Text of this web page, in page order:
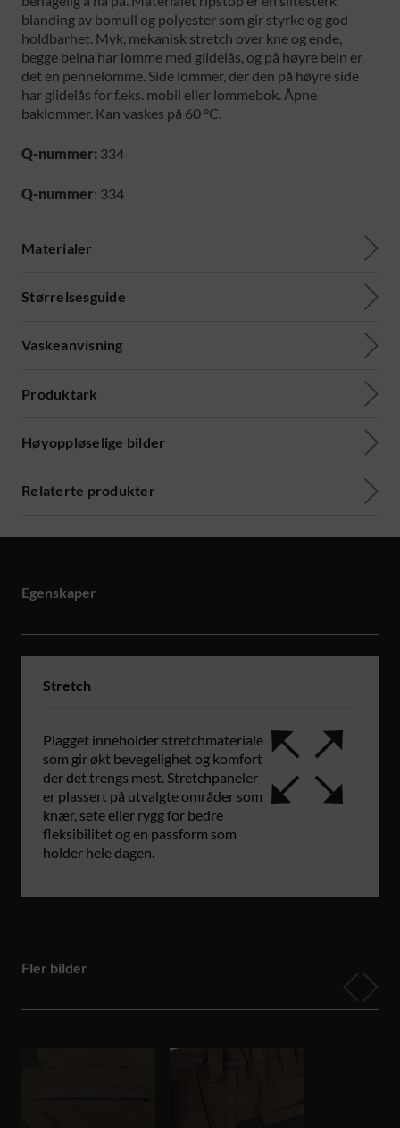
blanding av bomull og polyester som gir styrke og god
holdbarhet. Myk, mekanisk stretch over kne og ende,
begge beina har lomme med glidelås, og på høyre bein er
det en pennelomme. Side lommer, der den på høyre side
har glidelås for f.eks. mobil eller lommebok. Åpne
baklommer. Kan vaskes på 60 °C.
Q-nummer: 334
Q-nummer: 334
Materialer
Størrelsesguide
Vaskeanvisning
Produktark
Høyoppløselige bilder
Relaterte produkter
Egenskaper
Stretch
Plagget inneholder stretchmateriale
som gir økt bevegelighet og komfort
der det trengs mest. Stretchpaneler
er plassert på utvalgte områder som
knær, sete eller rygg for bedre
fleksibilitet og en passform som
holder hele dagen.
Fler bilder